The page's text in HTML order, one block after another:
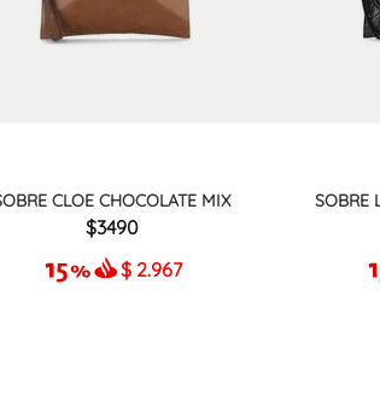
CLOE CHOCOLATE MIX
3490
$ 2.967
SOBRE